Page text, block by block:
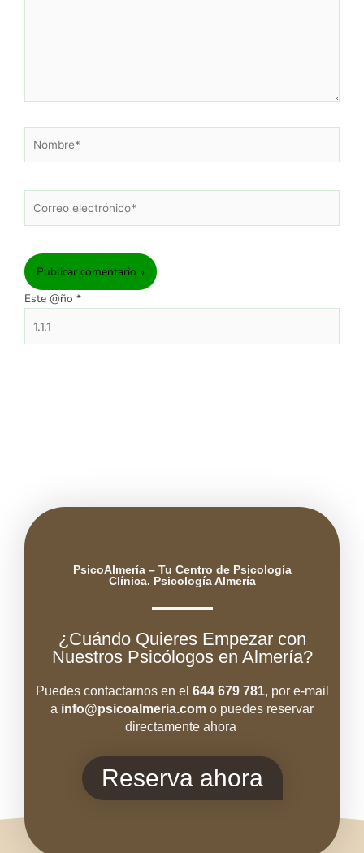
electrónico*
Este @ño *
PsicoAlmería – Tu Centro de Psicología
Clínica. Psicología Almería
¿Cuándo Quieres Empezar con
Nuestros Psicólogos en Almería?
Puedes contactarnos en el 644 679 781, por e-mail
a info@psicoal meria.com o puedes reservar
directamente ahora
Reserva ahora